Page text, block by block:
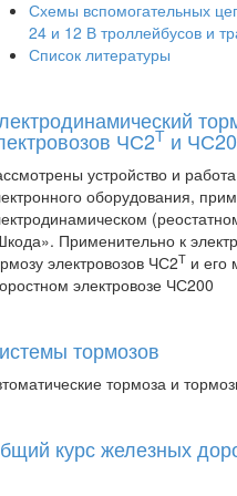
Схемы вспомогательных
24 и 12 В троллейбусов и
Список литературы
ЧС2Т и
устройство и
оборудования,
Применительно к
электровозов ЧС2Т и его
электровозе ЧС200
тормозов
тормоза и
курс железных